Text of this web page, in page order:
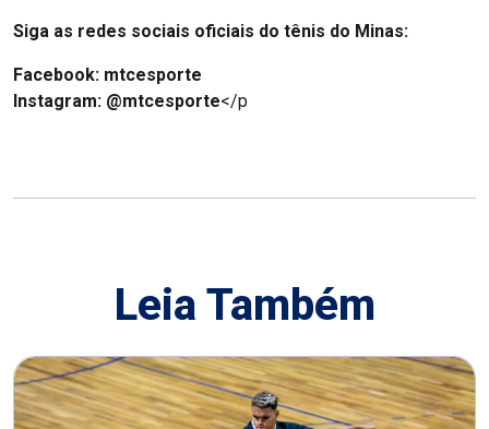
Siga as redes sociais oficiais do tênis do Minas:
Facebook: mtcesporte
Instagram: @mtcesporte</p
Leia Também